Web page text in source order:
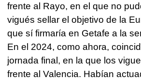
frente al Rayo, en el que no
vigués sellar el objetivo de la
que sí firmaría en Getafe a la
En el 2024, como ahora,
jornada final, en la que los
frente al Valencia. Habían